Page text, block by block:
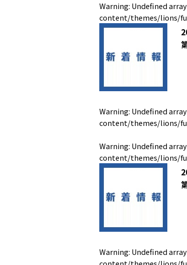
Warning: Undefined
content/themes/lions/
Warning: Undefined
content/themes/lions/
Warning: Undefined
content/themes/lions/
Warning: Undefined